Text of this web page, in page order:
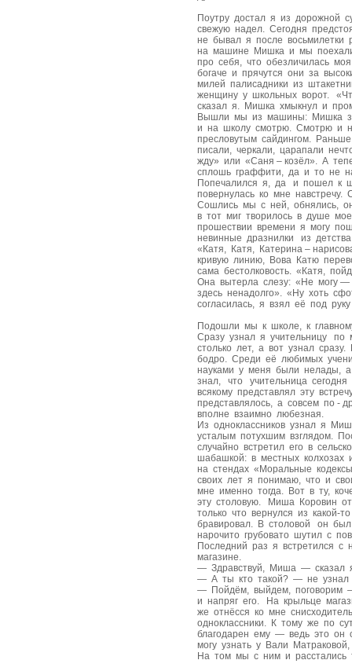
Поутру достал я из дорожной
свежую надел. Сегодня
не бывал я после восьмилетки
на машине Мишка и мы
про себя, что обезличилась
богаче и прячутся они за
милей палисадники из
женщину у школьных ворот.
сказал я. Мишка хмыкнул и
Вышли мы из машины: Мишка
и на школу смотрю. Смотрю и
пресловутым сайдингом.
писали, черкали, царапали
жду» или «Саня – козёл». А
сплошь граффити, да и то не
Попечалился я, да и пошел к
повернулась ко мне
Сошлись мы с ней, обнялись,
в тот миг творилось в душе
прошествии времени я могу
невинные дразнилки из
«Катя, Катя, Катерина –
кривую линию, Вова Катю
сама бестолковость. «Катя,
Она вытерла слезу: «Не могу
здесь ненадолго». «Ну хоть
согласилась, я взял её под
Подошли мы к школе, к
Сразу узнал я учительницу
столько лет, а вот узнал
бодро. Среди её любимых
науками у меня были нелады,
знал, что учительница
всякому представлял эту
представлялось, а совсем по -
вполне взаимно любезная.
Из одноклассников узнал я
усталым потухшим взглядом.
случайно встретил его в
шабашкой: в местных колхозах
на стендах «Моральные
своих лет я понимаю, что и
мне именно тогда. Вот в ту,
эту столовую. Миша Коровин
только что вернулся из какой-
бравировал. В столовой он
нарочито грубовато шутил с
Последний раз я встретился
магазине.
— Здравствуй, Миша — сказал
— А ты кто такой? — не узнал
— Пойдём, выйдем, поговорим
и напряг его. На крыльце
же отнёсся ко мне
одноклассники. К тому же по
благодарен ему — ведь это
могу узнать у Вали
На том мы с ним и расстались